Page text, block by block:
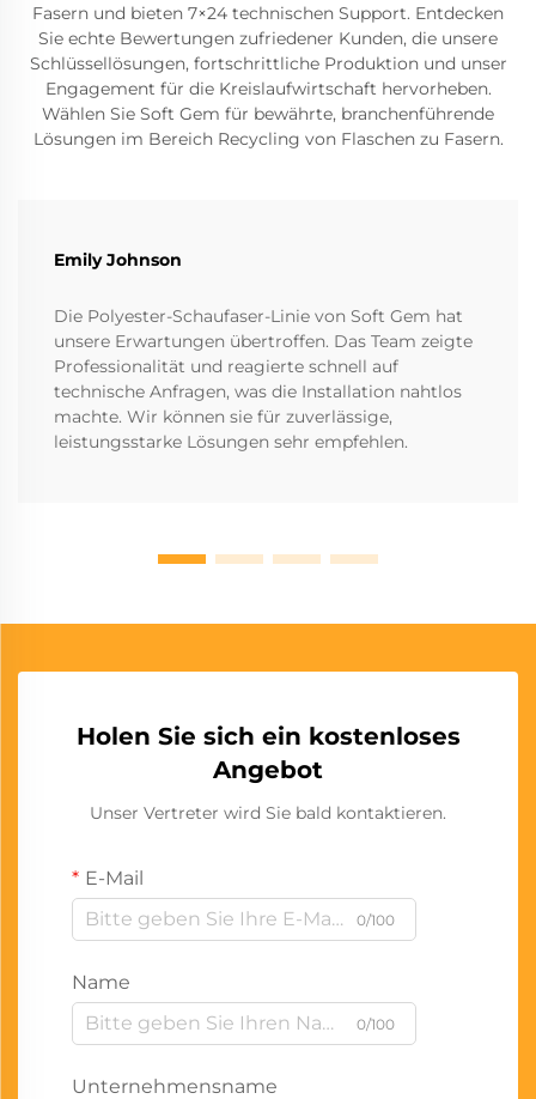
Fasern und bieten 7×24 technischen Support. Entdecken
Sie echte Bewertungen zufriedener Kunden, die unsere
Schlüssellösungen, fortschrittliche Produktion und unser
Engagement für die Kreislaufwirtschaft hervorheben.
Wählen Sie Soft Gem für bewährte, branchenführende
Lösungen im Bereich Recycling von Flaschen zu Fasern.
Emily Johnson
Die Polyester-Schaufaser-Linie von Soft Gem hat
unsere Erwartungen übertroffen. Das Team zeigte
Professionalität und reagierte schnell auf
technische Anfragen, was die Installation nahtlos
machte. Wir können sie für zuverlässige,
leistungsstarke Lösungen sehr empfehlen.
Holen Sie sich ein kostenloses
Angebot
Unser Vertreter wird Sie bald kontaktieren.
E-Mail
0/100
Name
0/100
Unternehmensname